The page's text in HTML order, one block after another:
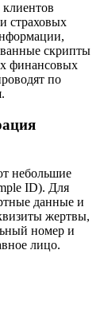
страховых
скрипты
финансовых
по
небольшие
ID). Для
данные и
жертвы,
номер и
лицо.